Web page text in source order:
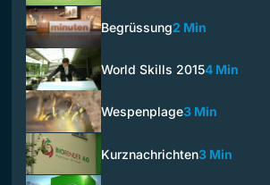
Begrüssung2 Min
World Skills 20154 Min
Wespenplage3 Min
Kurznachrichten3 Min